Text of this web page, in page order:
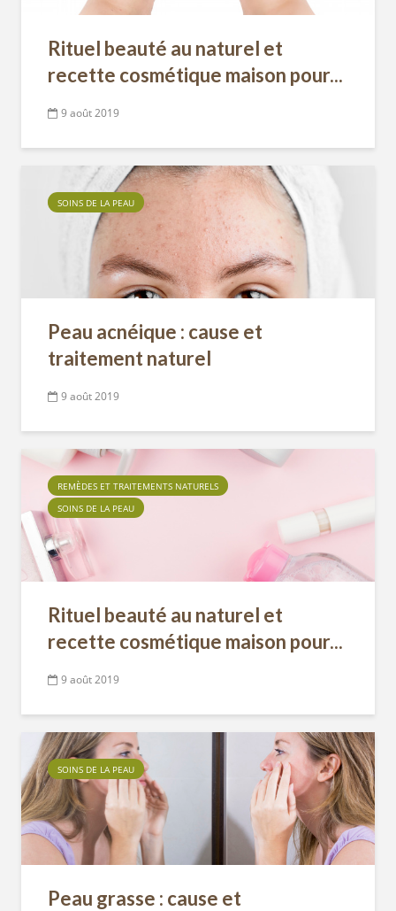
Rituel beauté au naturel et
recette cosmétique maison pour...
9 août 2019
SOINS DE LA PEAU
Peau acnéique : cause et
traitement naturel
9 août 2019
REMÈDES ET TRAITEMENTS NATURELS
SOINS DE LA PEAU
Rituel beauté au naturel et
recette cosmétique maison pour...
9 août 2019
SOINS DE LA PEAU
Peau grasse : cause et